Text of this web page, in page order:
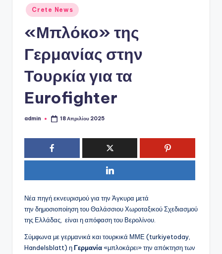
Αναρτήθηκε
σε
Crete News
«Μπλόκο» της
Γερμανίας στην
Τουρκία για τα
Eurofighter
Συγγραφέας:
admin 18 Απριλίου 2025
Νέα πηγή εκνευρισμού για την Άγκυρα μετά
την δημοσιοποίηση του Θαλάσσιου Χωροταξικού Σχεδιασμού
της Ελλάδας, είναι η απόφαση του Βερολίνου.
Σύμφωνα με γερμανικά και τουρκικά ΜΜΕ (turkiyetoday,
Handelsblatt) ηΓερμανία«μπλοκάρει» την απόκτηση των